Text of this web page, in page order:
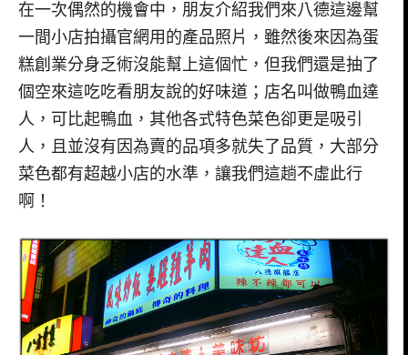
在一次偶然的機會中，朋友介紹我們來八德這邊幫
一間小店拍攝官網用的產品照片，雖然後來因為蛋
糕創業分身乏術沒能幫上這個忙，但我們還是抽了
個空來這吃吃看朋友說的好味道；店名叫做鴨血達
人，可比起鴨血，其他各式特色菜色卻更是吸引
人，且並沒有因為賣的品項多就失了品質，大部分
菜色都有超越小店的水準，讓我們這趟不虛此行
啊！